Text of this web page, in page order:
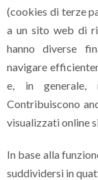
(cookies di terze
a un sito web di
hanno diverse
navigare
e, in generale,
Contribuiscono
visualizzati online
In base alla
suddividersi in